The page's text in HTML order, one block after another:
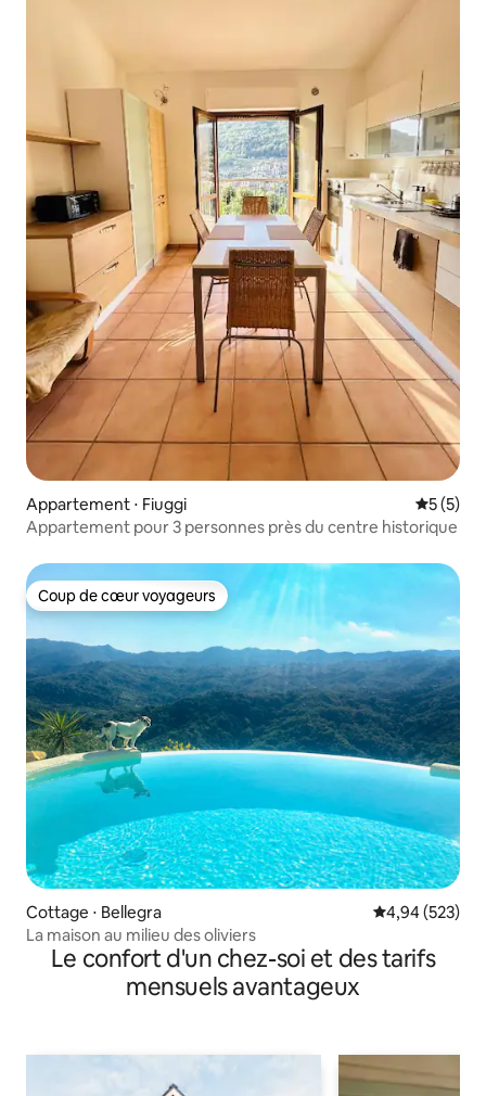
Appartement ⋅ Fiuggi
5 (5)
Appartement pour 3 personnes près du centre historique
Coup de cœur voyageurs
Coup de cœur voyageurs
Cottage ⋅ Bellegra Évaluation
4,94 (523)
La maison au milieu des oliviers
Le confort d'un chez-soi et des tarifs
mensuels avantageux